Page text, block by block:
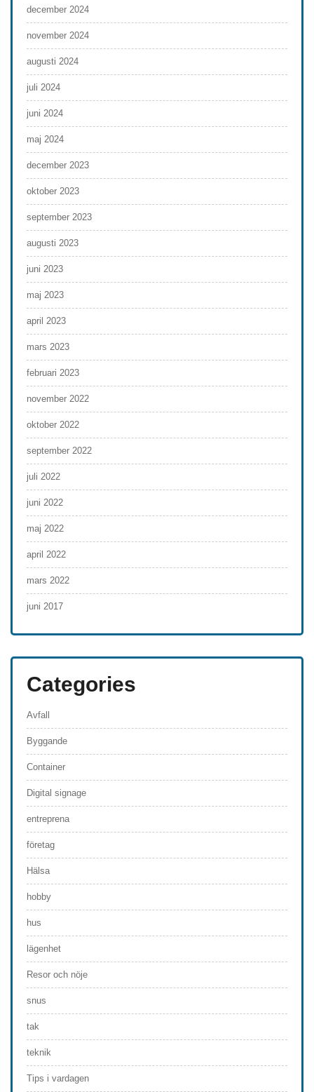
december 2024
november 2024
augusti 2024
juli 2024
juni 2024
maj 2024
december 2023
oktober 2023
september 2023
augusti 2023
juni 2023
maj 2023
april 2023
mars 2023
februari 2023
november 2022
oktober 2022
september 2022
juli 2022
juni 2022
maj 2022
april 2022
mars 2022
juni 2017
Categories
Avfall
Byggande
Container
Digital signage
entreprena
företag
Hälsa
hobby
hus
lägenhet
Resor och nöje
snus
tak
teknik
Tips i vardagen